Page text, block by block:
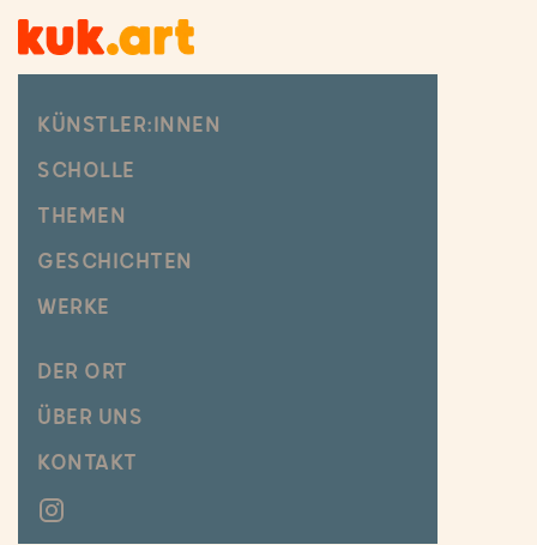
KÜNSTLER:INNEN
SCHOLLE
THEMEN
GESCHICHTEN
WERKE
DER ORT
ÜBER UNS
KONTAKT